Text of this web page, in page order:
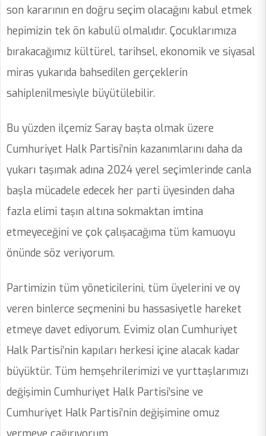
son kararının en doğru seçim olacağını kabul etmek
hepimizin tek ön kabulü olmalıdır. Çocuklarımıza
bırakacağımız kültürel, tarihsel, ekonomik ve siyasal
miras yukarıda bahsedilen gerçeklerin
sahiplenilmesiyle büyütülebilir.
Bu yüzden ilçemiz Saray başta olmak üzere
Cumhuriyet Halk Partisi’nin kazanımlarını daha da
yukarı taşımak adına 2024 yerel seçimlerinde canla
başla mücadele edecek her parti üyesinden daha
fazla elimi taşın altına sokmaktan imtina
etmeyeceğini ve çok çalışacağıma tüm kamuoyu
önünde söz veriyorum.
Partimizin tüm yöneticilerini, tüm üyelerini ve oy
veren binlerce seçmenini bu hassasiyetle hareket
etmeye davet ediyorum. Evimiz olan Cumhuriyet
Halk Partisi’nin kapıları herkesi içine alacak kadar
büyüktür. Tüm hemşehrilerimizi ve yurttaşlarımızı
değişimin Cumhuriyet Halk Partisi’sine ve
Cumhuriyet Halk Partisi’nin değişimine omuz